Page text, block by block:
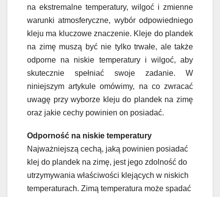
na ekstremalne temperatury, wilgoć i zmienne
warunki atmosferyczne, wybór odpowiedniego
kleju ma kluczowe znaczenie. Kleje do plandek
na zimę muszą być nie tylko trwałe, ale także
odporne na niskie temperatury i wilgoć, aby
skutecznie spełniać swoje zadanie. W
niniejszym artykule omówimy, na co zwracać
uwagę przy wyborze kleju do plandek na zimę
oraz jakie cechy powinien on posiadać.
Odporność na niskie temperatury
Najważniejszą cechą, jaką powinien posiadać
klej do plandek na zimę, jest jego zdolność do
utrzymywania właściwości klejących w niskich
temperaturach. Zimą temperatura może spadać